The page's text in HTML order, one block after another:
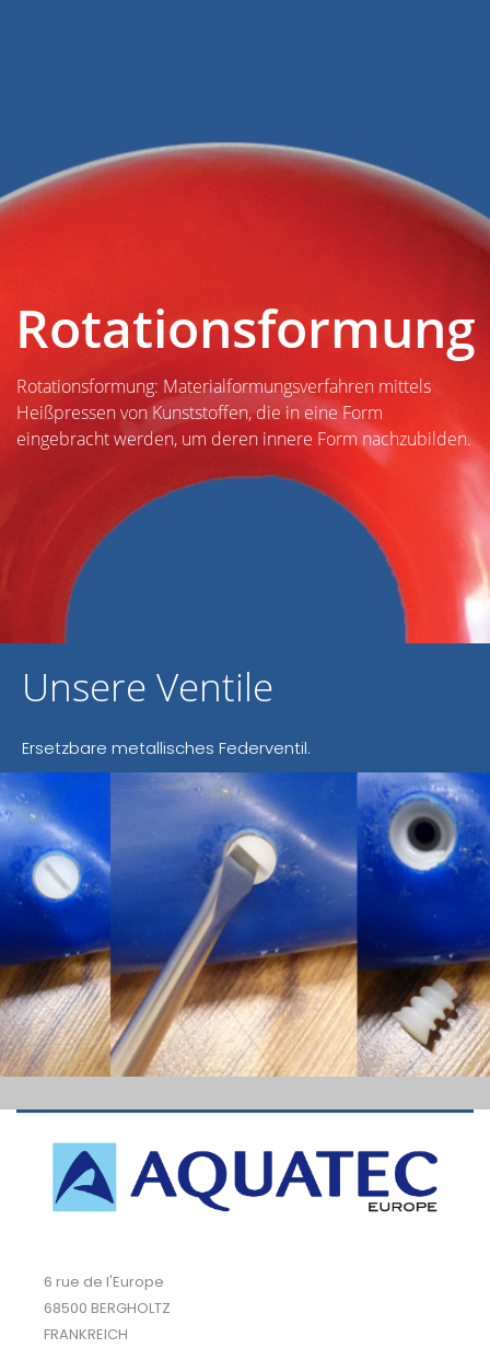
Rotationsformung
Rotationsformung: Materialformungsverfahren mittels
Heißpressen von Kunststoffen, die in eine Form
eingebracht werden, um deren innere Form nachzubilden.
Unsere Ventile
Ersetzbare metallisches Federventil.
6 rue de l'Europe
68500 BERGHOLTZ
FRANKREICH